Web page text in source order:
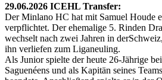
29.06.2026 ICEHL Transfer:
Der Minlano HC hat mit Samuel Houde
verpflichtet. Der ehemalige 5. Rinden
wechselt nach zwei Jahren in
ihn verliefen zum Liganeuling.
Als Junior spielte der heute 26-Jährige
Saguenéens und als Kapitän seines